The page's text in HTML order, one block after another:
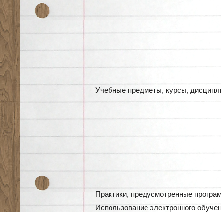
Учебные предметы, курсы,
Практики, предусмотренные
Использование электронного